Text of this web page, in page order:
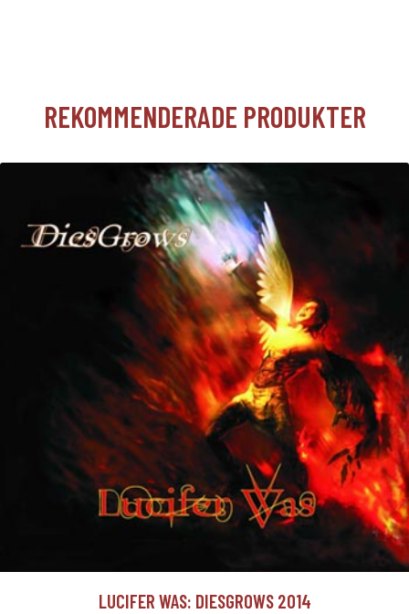
REKOMMENDERADE PRODUKTER
LUCIFER WAS: DIESGROWS 2014